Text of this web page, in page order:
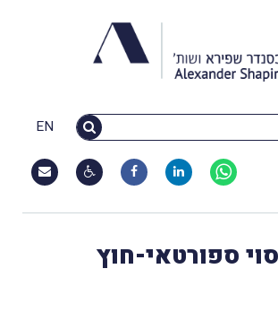
EN
ספורטאי-חוץ